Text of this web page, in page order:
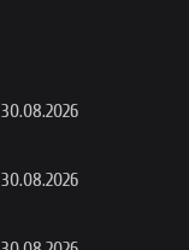
30.08.2026
30.08.2026